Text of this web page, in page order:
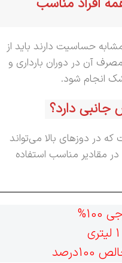
افراد مناسب
حساسیت دارند باید از
آن در دوران بارداری و
انجام شود.
جانبی دارد؟
در دوزهای بالا می‌تواند
در مقادیر مناسب استفاده